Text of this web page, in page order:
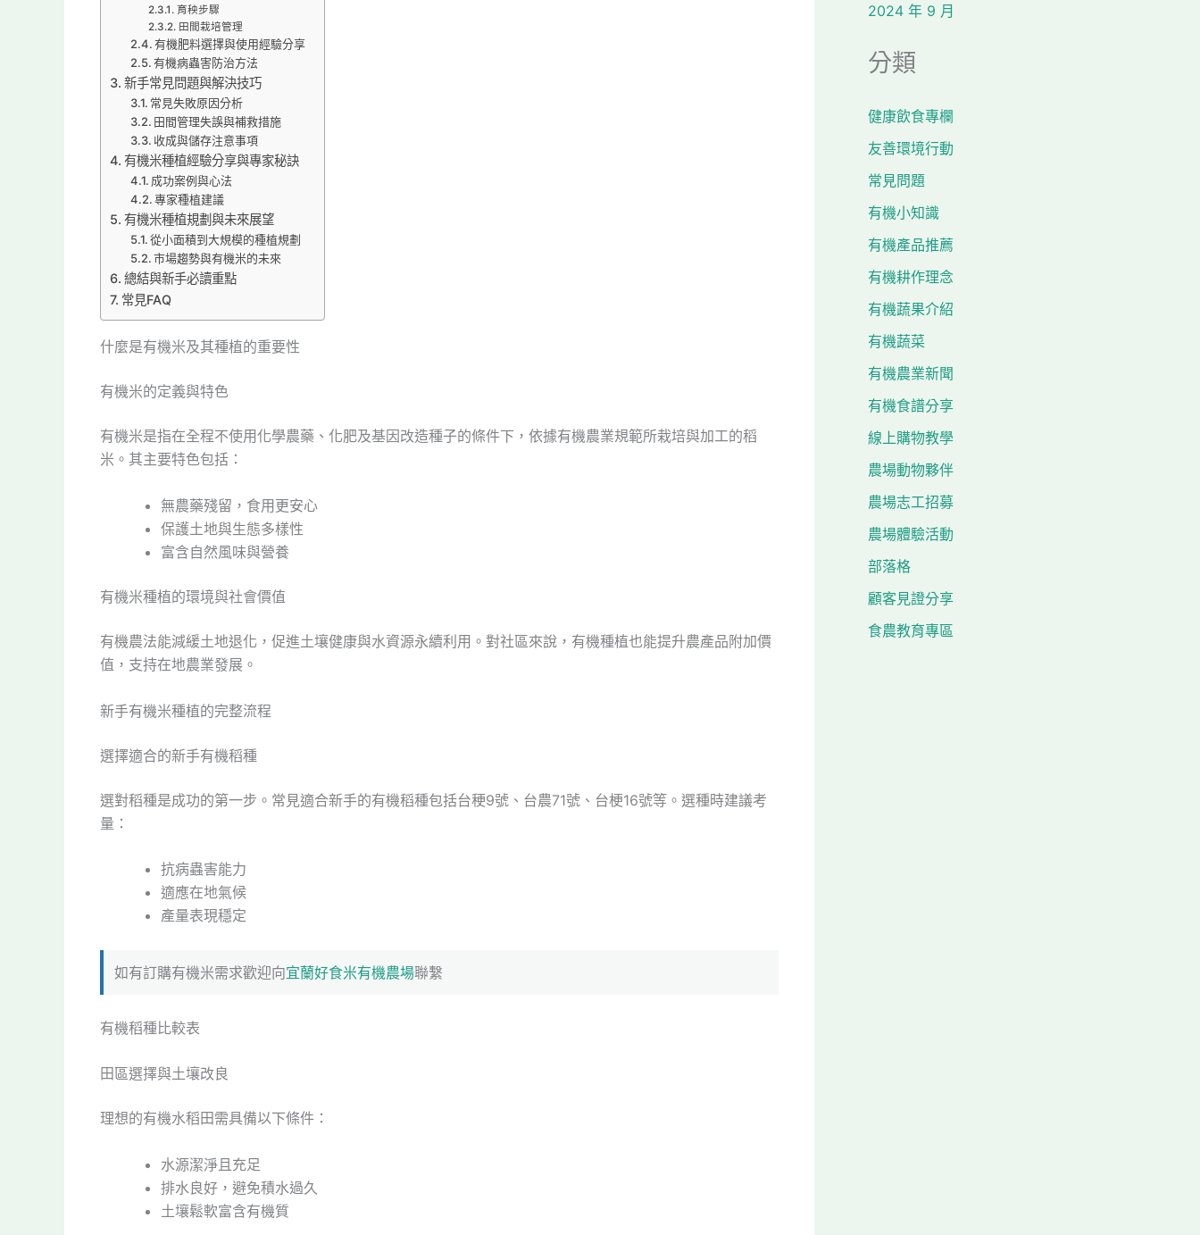
育秧步驟
田間栽培管理
有機肥料選擇與使用經驗分享
有機病蟲害防治方法
新手常見問題與解決技巧
常見失敗原因分析
田間管理失誤與補救措施
收成與儲存注意事項
有機米種植經驗分享與專家秘訣
成功案例與心法
專家種植建議
有機米種植規劃與未來展望
從小面積到大規模的種植規劃
市場趨勢與有機米的未來
總結與新手必讀重點
常見FAQ
什麼是有機米及其種植的重要性
有機米的定義與特色
有機米是指在全程不使用化學農藥、化肥及基因改造種子的條件下，依據有機農業規範所栽培與加工的稻
米。其主要特色包括：
無農藥殘留，食用更安心
保護土地與生態多樣性
富含自然風味與營養
有機米種植的環境與社會價值
有機農法能減緩土地退化，促進土壤健康與水資源永續利用。對社區來說，有機種植也能提升農產品附加價
值，支持在地農業發展。
新手有機米種植的完整流程
選擇適合的新手有機稻種
選對稻種是成功的第一步。常見適合新手的有機稻種包括台稉9號、台農71號、台梗16號等。選種時建議考
量：
抗病蟲害能力
適應在地氣候
產量表現穩定
如有訂購有機米需求歡迎向宜蘭好食米有機農場聯繫
有機稻種比較表
田區選擇與土壤改良
理想的有機水稻田需具備以下條件：
水源潔淨且充足
排水良好，避免積水過久
土壤鬆軟富含有機質
2024 年 9 月
分類
健康飲食專欄
友善環境行動
常見問題
有機小知識
有機產品推薦
有機耕作理念
有機蔬果介紹
有機蔬菜
有機農業新聞
有機食譜分享
線上購物教學
農場動物夥伴
農場志工招募
農場體驗活動
部落格
顧客見證分享
食農教育專區